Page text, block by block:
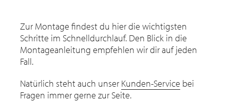
Zur Montage findest du hier die wichtigsten
Schritte im Schnelldurchlauf. Den Blick in die
Montageanleitung empfehlen wir dir auf jeden
Fall.
Natürlich steht auch unser Kunden-Service bei
Fragen immer gerne zur Seite.